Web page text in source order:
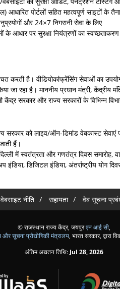
पोर्टलों सहित महत्वपूर्ण साइटों
और 24×7 निगरानी सेवा के लिए
पर सुरक्षा नियंत्रणों का
है। वीडियोकांफ्रेंसिंग सेवाओं का
रहा है। माननीय प्रधान मंत्री, केंद्रीय
सरकार और राज्य सरकारों के विभिन्न
सरकार को लाइव/ऑन-डिमांड वेबकास्ट
हैं।
में स्वतंत्रता और गणतंत्र दिवस
डिजिटल इंडिया, अंतर्राष्ट्रीय योग
वेबसाइट नीति सहायता वेब सूचना
© राजस्थान राज्य केंद्र, जयपुरएन आई सी,
सूचना प्रौद्योगिकी मंत्रालय, भारत सरकार, द्वारा
अंतिम अद्यतन तिथि: Jul 28, 2026